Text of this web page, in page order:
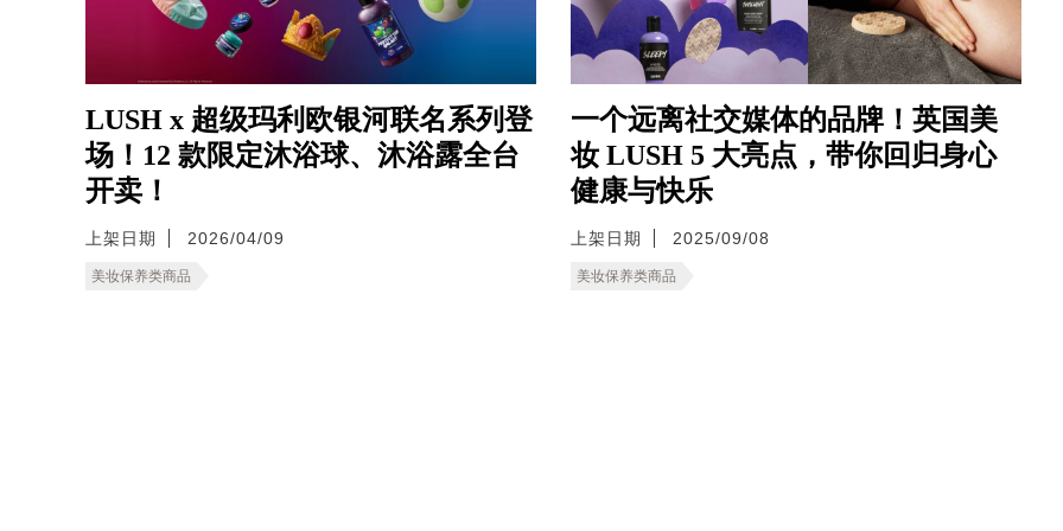
LUSH x 超级玛利欧银河联名系列登
场！12 款限定沐浴球、沐浴露全台
开卖！
上架日期 2026/04/09
美妆保养类商品
一个远离社交媒体的品牌！英国美
妆 LUSH 5 大亮点，带你回归身心
健康与快乐
上架日期 2025/09/08
美妆保养类商品